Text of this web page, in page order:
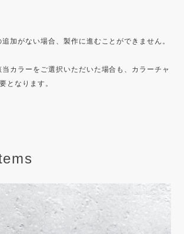
追加がない場合、製作に進むことができません。
当カラーをご選択いただいた場合も、カラーチャ
となります。